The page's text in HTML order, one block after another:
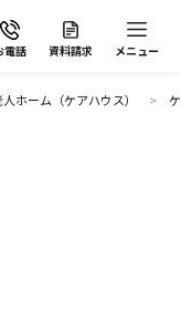
電話 資料請求 メニュー
ホーム（ケアハウス）